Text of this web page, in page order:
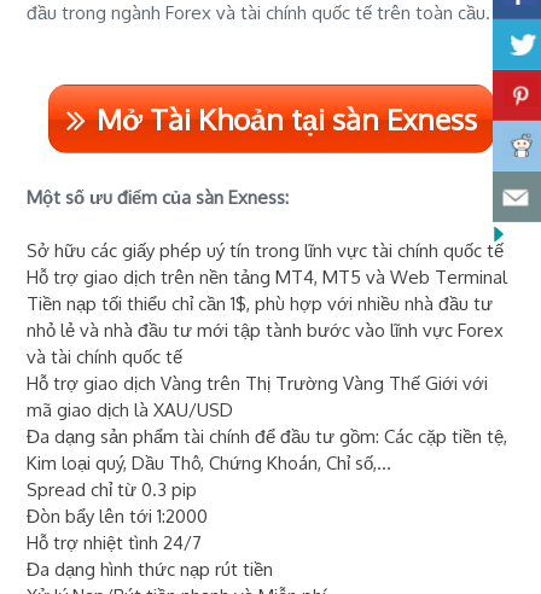
đầu trong ngành Forex và tài chính quốc tế trên toàn cầu.
Mở Tài Khoản tại sàn Exness
Một số ưu điểm của sàn Exness:
Sở hữu các giấy phép uý tín trong lĩnh vực tài chính quốc tế
Hỗ trợ giao dịch trên nền tảng MT4, MT5 và Web Terminal
Tiền nạp tối thiểu chỉ cần 1$, phù hợp với nhiều nhà đầu tư
nhỏ lẻ và nhà đầu tư mới tập tành bước vào lĩnh vực Forex
và tài chính quốc tế
Hỗ trợ giao dịch Vàng trên Thị Trường Vàng Thế Giới với
mã giao dịch là XAU/USD
Đa dạng sản phẩm tài chính để đầu tư gồm: Các cặp tiền tệ,
Kim loại quý, Dầu Thô, Chứng Khoán, Chỉ số,...
Spread chỉ từ 0.3 pip
Đòn bẩy lên tới 1:2000
Hỗ trợ nhiệt tình 24/7
Đa dạng hình thức nạp rút tiền